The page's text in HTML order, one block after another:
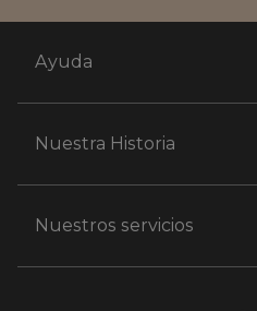
Ayuda
Nuestra Historia
Nuestros servicios